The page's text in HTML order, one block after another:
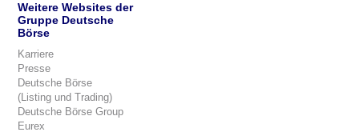
Weitere Websites der
Gruppe Deutsche
Börse
Karriere
Presse
Deutsche Börse
(Listing und Trading)
Deutsche Börse Group
Eurex